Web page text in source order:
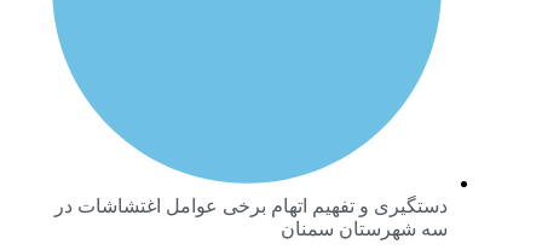
دستگیری و تفهیم اتهام برخی عوامل اغتشاشات در
سه شهرستان سمنان